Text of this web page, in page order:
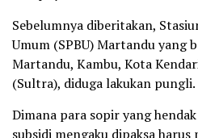
Sebelumnya diberitakan,
Umum (SPBU) Martandu yang
Martandu, Kambu, Kota
(Sultra), diduga lakukan pungli.
Dimana para sopir yang
subsidi mengaku dipaksa harus